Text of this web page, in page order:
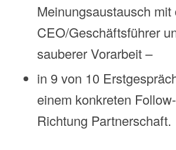
Meinungsaustausch mit
CEO/Geschäftsführer
sauberer Vorarbeit –
in 9 von 10
einem konkreten
Richtung Partnerschaft.